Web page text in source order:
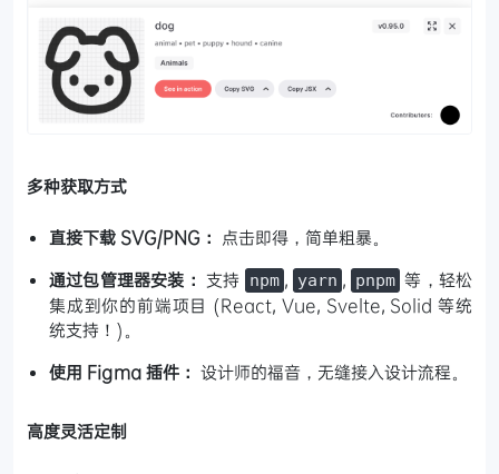
多种获取方式
直接下载 SVG/PNG： 点击即得，简单粗暴。
通过包管理器安装： 支持 npm , yarn , pnpm 等，轻松
集成到你的前端项目 (React, Vue, Svelte, Solid 等统
统支持！)。
使用 Figma 插件： 设计师的福音，无缝接入设计流程。
高度灵活定制